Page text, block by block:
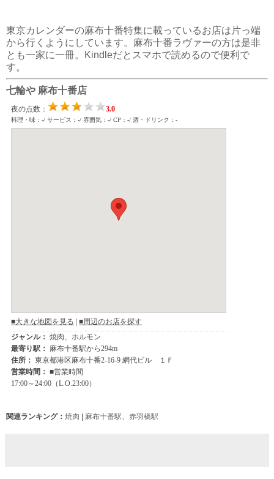
東京カレンダーの麻布十番特集に載っているお店は片っ端
から行くようにしています。麻布十番ラヴァーの方は是非
とも一家に一冊。Kindleだとスマホで読めるので便利で
す。
七輪や 麻布十番店
関連ランキング： 焼肉 麻布十番駅、 赤羽橋駅